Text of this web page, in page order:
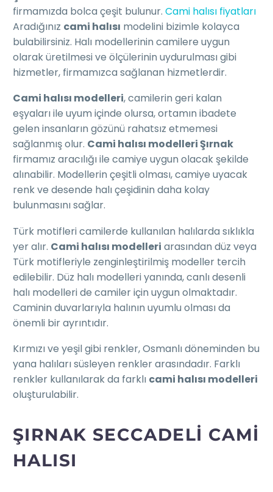
firmamızda bolca çeşit bulunur. Cami halısı fiyatları
Aradığınız cami halısı modelini bizimle kolayca
bulabilirsiniz. Halı modellerinin camilere uygun
olarak üretilmesi ve ölçülerinin uydurulması gibi
hizmetler, firmamızca sağlanan hizmetlerdir.
Cami halısı modelleri, camilerin geri kalan
eşyaları ile uyum içinde olursa, ortamın ibadete
gelen insanların gözünü rahatsız etmemesi
sağlanmış olur. Cami halısı modelleri Şırnak
firmamız aracılığı ile camiye uygun olacak şekilde
alınabilir. Modellerin çeşitli olması, camiye uyacak
renk ve desende halı çeşidinin daha kolay
bulunmasını sağlar.
Türk motifleri camilerde kullanılan halılarda sıklıkla
yer alır. Cami halısı modelleri arasından düz veya
Türk motifleriyle zenginleştirilmiş modeller tercih
edilebilir. Düz halı modelleri yanında, canlı desenli
halı modelleri de camiler için uygun olmaktadır.
Caminin duvarlarıyla halının uyumlu olması da
önemli bir ayrıntıdır.
Kırmızı ve yeşil gibi renkler, Osmanlı döneminden bu
yana halıları süsleyen renkler arasındadır. Farklı
renkler kullanılarak da farklı cami halısı modelleri
oluşturulabilir.
ŞIRNAK SECCADELI CAMI
HALISI